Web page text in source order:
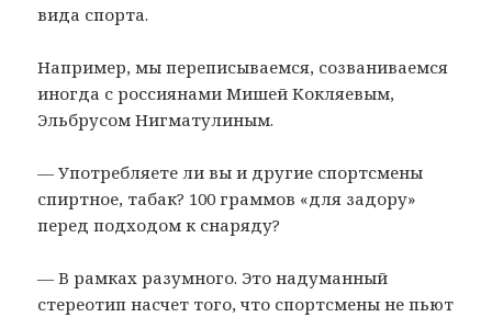
вида спорта.
Например, мы переписываемся, созваниваемся
иногда с россиянами Мишей Кокляевым,
Эльбрусом Нигматулиным.
— Употребляете ли вы и другие спортсмены
спиртное, табак? 100 граммов «для задору»
перед подходом к снаряду?
— В рамках разумного. Это надуманный
стереотип насчет того, что спортсмены не пьют